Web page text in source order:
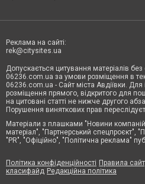
Реклама на сайті:
rek@citysites.ua
Допускається цитування матеріалів
06236.com.ua за умови розміщення в
06236.com.ua - Сайт міста Авдіївки.
розміщення прямого, відкритого для
на цитовані статті не нижче другого
Порушення виняткових прав
Матеріали з плашками "Новини
матеріал", "Партнерський спецпроєкт",
"PR", "Офіційно", "Політична реклама"
Політика конфіденційності Правила
класифайд Редакційна політика